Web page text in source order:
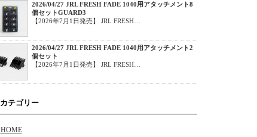
2026/04/27 JRL FRESH FADE 1040用アタッチメント8
個セットGUARD3
【2026年7月1日発売】 JRL FRESH…
2026/04/27 JRL FRESH FADE 1040用アタッチメント2
個セット
【2026年7月1日発売】 JRL FRESH…
カテゴリー
HOME